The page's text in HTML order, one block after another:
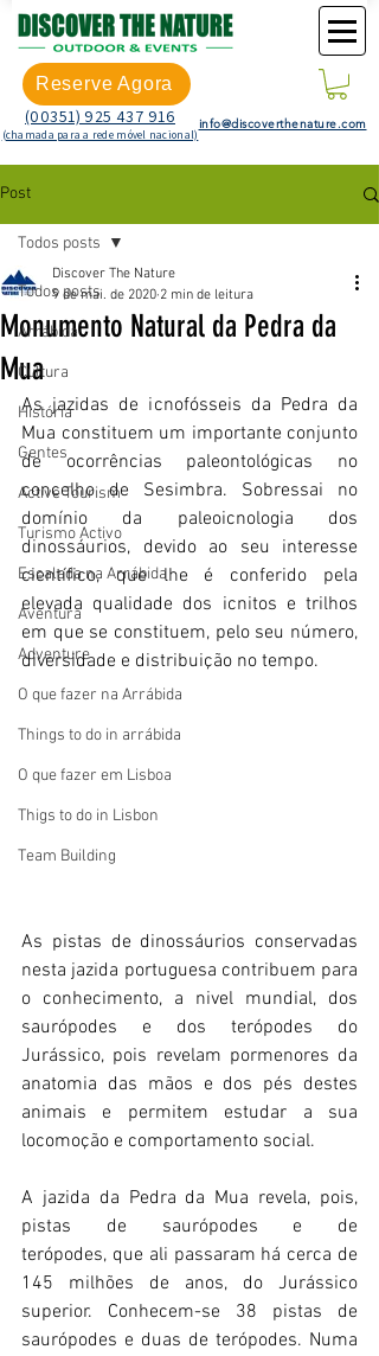
Reserve Agora
(00351) 925 437 916
(chamada para a rede móvel nacional)
info@discoverthenature.com
Post
Todos posts
Arrábida
Cultura
História
Gentes
Active Tourism
Turismo Activo
Escalada na Arrábida
Aventura
Adventure
O que fazer na Arrábida
Things to do in arrábida
O que fazer em Lisboa
Thigs to do in Lisbon
Team Building
Todos posts
Monumento Natural da Pedra da
Mua
Discover The Nature
9 de mai. de 2020 2 min de leitura
As jazidas de icnofósseis da Pedra da
Mua constituem um importante conjunto
de ocorrências paleontológicas no
concelho de Sesimbra. Sobressai no
domínio da paleoicnologia dos
dinossáurios, devido ao seu interesse
científico, que lhe é conferido pela
elevada qualidade dos icnitos e trilhos
em que se constituem, pelo seu número,
diversidade e distribuição no tempo.
As pistas de dinossáurios conservadas
nesta jazida portuguesa contribuem para
o conhecimento, a nivel mundial, dos
saurópodes e dos terópodes do
Jurássico, pois revelam pormenores da
anatomia das mãos e dos pés destes
animais e permitem estudar a sua
locomoção e comportamento social.
A jazida da Pedra da Mua revela, pois,
pistas de saurópodes e de
terópodes, que ali passaram há cerca de
145 milhões de anos, do Jurássico
superior. Conhecem-se 38 pistas de
saurópodes e duas de terópodes. Numa